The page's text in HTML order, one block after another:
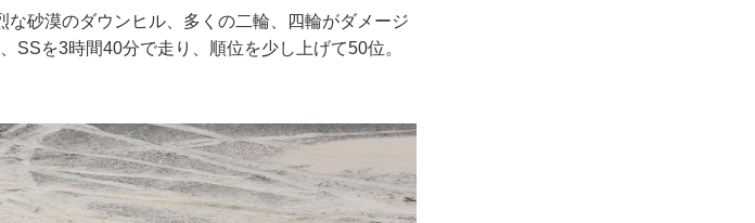
砂漠のダウンヒル、多くの二輪、四輪がダメージ
SSを3時間40分で走り、順位を少し上げて50位。